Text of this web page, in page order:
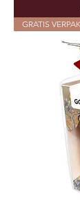
GRATIS